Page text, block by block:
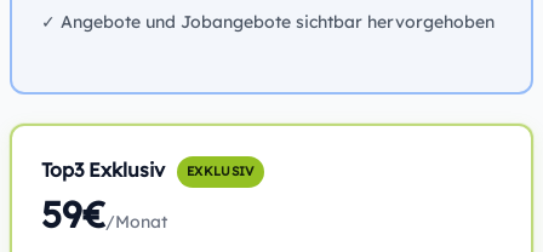
✓ Angebote und Jobangebote sichtbar hervorgehoben
Top3 Exklusiv EXKLUSIV
59€/Monat